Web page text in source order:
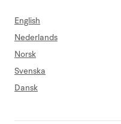
English
Nederlands
Norsk
Svenska
Dansk